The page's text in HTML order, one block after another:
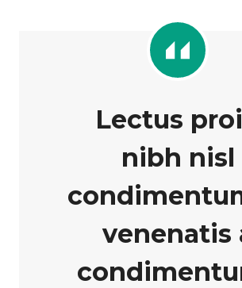
Lectus
nibh nisl
venenatis